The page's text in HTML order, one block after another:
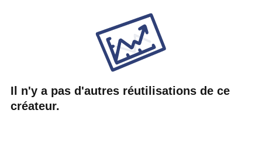
Il n'y a pas d'autres réutilisations de ce
créateur.